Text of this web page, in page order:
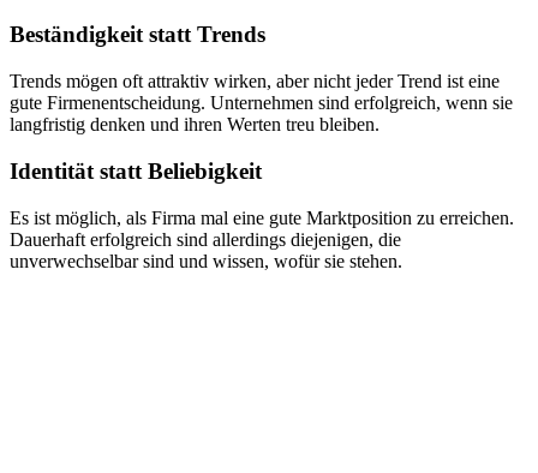
Beständigkeit statt Trends
Trends mögen oft attraktiv wirken, aber nicht jeder Trend ist eine
gute Firmenentscheidung. Unternehmen sind erfolgreich, wenn sie
langfristig denken und ihren Werten treu bleiben.
Identität statt Beliebigkeit
Es ist möglich, als Firma mal eine gute Marktposition zu erreichen.
Dauerhaft erfolgreich sind allerdings diejenigen, die
unverwechselbar sind und wissen, wofür sie stehen.